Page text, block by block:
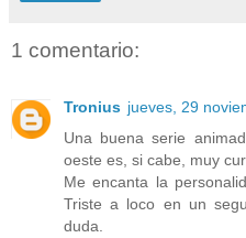
1 comentario:
Tronius jueves, 29
Una buena serie
oeste es, si cabe, muy
Me encanta la
Triste a loco en un
duda.